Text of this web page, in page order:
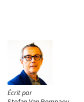
Écrit par